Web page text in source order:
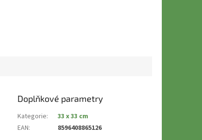
Doplňkové parametry
Kategorie:
33 x 33 cm
EAN: 8596408865126